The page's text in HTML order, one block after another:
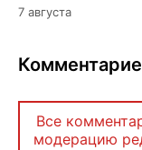
7 августа
Все
модерацию